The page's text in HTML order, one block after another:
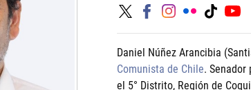
Daniel Núñez Arancibia
Comunista de Chile. Senador
el 5° Distrito, Región de